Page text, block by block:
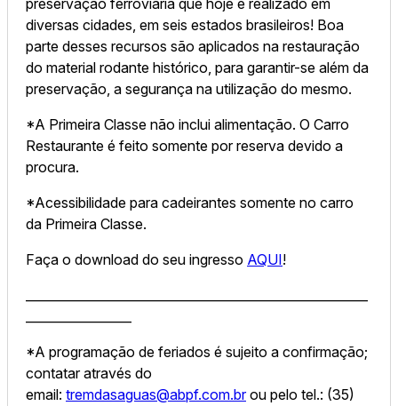
preservação ferroviária que hoje é realizado em
diversas cidades, em seis estados brasileiros! Boa
parte desses recursos são aplicados na restauração
do material rodante histórico, para garantir-se além da
preservação, a segurança na utilização do mesmo.
*A Primeira Classe não inclui alimentação. O Carro
Restaurante é feito somente por reserva devido a
procura.
*Acessibilidade para cadeirantes somente no carro
da Primeira Classe.
Faça o download do seu ingresso AQUI!
*A programação de feriados é sujeito a confirmação;
contatar através do
email: tremdasaguas@abpf.com.brou pelo tel.: (35)